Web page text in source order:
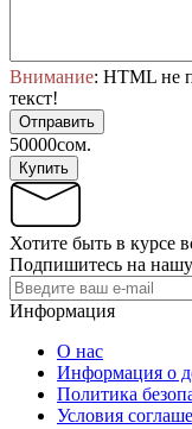
Внимание: HTML не
текст!
Отправить
50000сом.
Купить
Хотите быть в курсе
Подпишитесь на
Информация
О нас
Информация о
Политика
Условия